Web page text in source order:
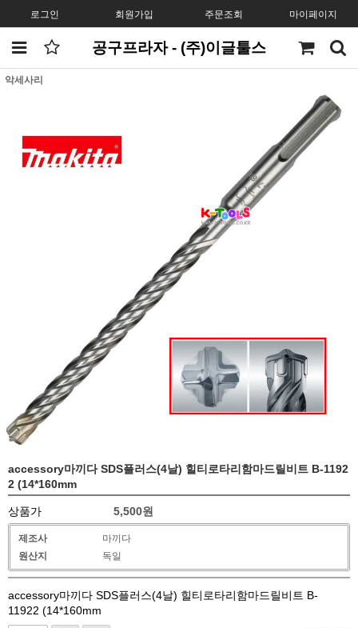
로그인 회원가입 주문조회 마이페이지
공구프라자 - (주)이글툴스
악세사리
accessory마끼다 SDS플러스(4날) 힐티로타리함마드릴비트 B-1192
2 (14*160mm
상품가 5,500원
제조사
마끼다
원산지
독일
accessory마끼다 SDS플러스(4날) 힐티로타리함마드릴비트 B-
11922 (14*160mm